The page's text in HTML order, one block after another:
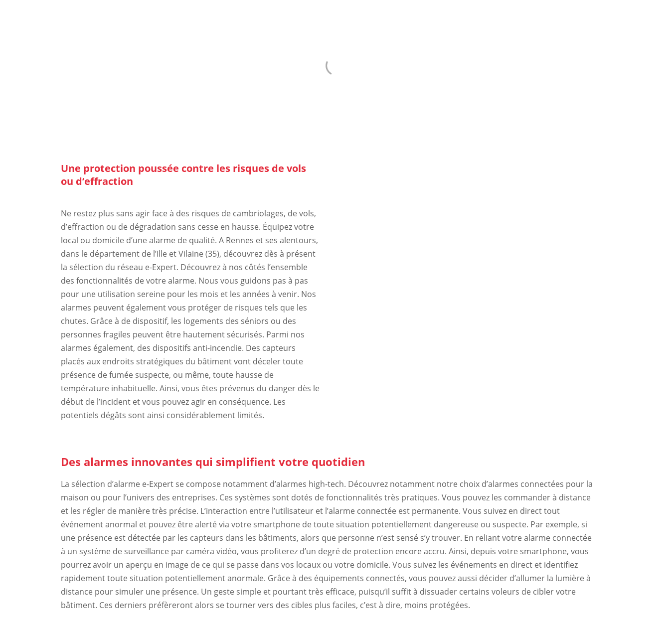
Une protection poussée contre les risques de vols
ou d’effraction
Ne restez plus sans agir face à des risques de cambriolages, de vols,
d’effraction ou de dégradation sans cesse en hausse. Équipez votre
local ou domicile d’une alarme de qualité. A Rennes et ses alentours,
dans le département de l’Ille et Vilaine (35), découvrez dès à présent
la sélection du réseau e-Expert. Découvrez à nos côtés l’ensemble
des fonctionnalités de votre alarme. Nous vous guidons pas à pas
pour une utilisation sereine pour les mois et les années à venir. Nos
alarmes peuvent également vous protéger de risques tels que les
chutes. Grâce à de dispositif, les logements des séniors ou des
personnes fragiles peuvent être hautement sécurisés. Parmi nos
alarmes également, des dispositifs anti-incendie. Des capteurs
placés aux endroits stratégiques du bâtiment vont déceler toute
présence de fumée suspecte, ou même, toute hausse de
température inhabituelle. Ainsi, vous êtes prévenus du danger dès le
début de l’incident et vous pouvez agir en conséquence. Les
potentiels dégâts sont ainsi considérablement limités.
Des alarmes innovantes qui simplifient votre quotidien
La sélection d’alarme e-Expert se compose notamment d’alarmes high-tech. Découvrez notamment notre choix d’alarmes connectées pour la
maison ou pour l’univers des entreprises. Ces systèmes sont dotés de fonctionnalités très pratiques. Vous pouvez les commander à distance
et les régler de manière très précise. L’interaction entre l’utilisateur et l’alarme connectée est permanente. Vous suivez en direct tout
événement anormal et pouvez être alerté via votre smartphone de toute situation potentiellement dangereuse ou suspecte. Par exemple, si
une présence est détectée par les capteurs dans les bâtiments, alors que personne n’est sensé s’y trouver. En reliant votre alarme connectée
à un système de surveillance par caméra vidéo, vous profiterez d’un degré de protection encore accru. Ainsi, depuis votre smartphone, vous
pourrez avoir un aperçu en image de ce qui se passe dans vos locaux ou votre domicile. Vous suivez les événements en direct et identifiez
rapidement toute situation potentiellement anormale. Grâce à des équipements connectés, vous pouvez aussi décider d’allumer la lumière à
distance pour simuler une présence. Un geste simple et pourtant très efficace, puisqu’il suffit à dissuader certains voleurs de cibler votre
bâtiment. Ces derniers préfèreront alors se tourner vers des cibles plus faciles, c’est à dire, moins protégées.